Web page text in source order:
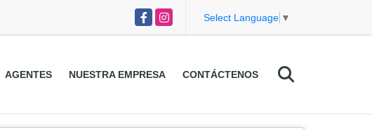
FacebookInstagram Select Language ▼
AGENTES NUESTRA EMPRESA CONTÁCTENOS